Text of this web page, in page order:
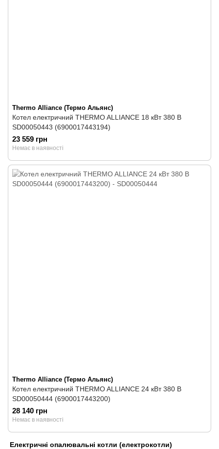
Thermo Alliance (Термо Альянс)
Котел електричний THERMO ALLIANCE 18 кВт 380 В
SD00050443 (6900017443194)
23 559 грн
Немає в наявності
Thermo Alliance (Термо Альянс)
Котел електричний THERMO ALLIANCE 24 кВт 380 В
SD00050444 (6900017443200)
28 140 грн
Немає в наявності
Електричні опалювальні котли (електрокотли)